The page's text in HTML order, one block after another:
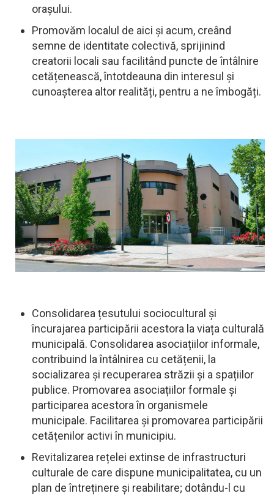
orașului.
Promovăm localul de aici și acum, creând
semne de identitate colectivă, sprijinind
creatorii locali sau facilitând puncte de întâlnire
cetățenească, întotdeauna din interesul și
cunoașterea altor realități, pentru a ne îmbogăți.
Consolidarea țesutului sociocultural și
încurajarea participării acestora la viața culturală
municipală. Consolidarea asociațiilor informale,
contribuind la întâlnirea cu cetățenii, la
socializarea și recuperarea străzii și a spațiilor
publice. Promovarea asociațiilor formale și
participarea acestora în organismele
municipale. Facilitarea și promovarea participării
cetățenilor activi în municipiu.
Revitalizarea rețelei extinse de infrastructuri
culturale de care dispune municipalitatea, cu un
plan de întreținere și reabilitare; dotându-l cu